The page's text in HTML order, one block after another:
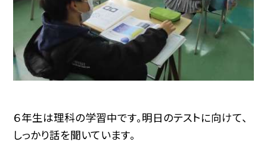
６年生は理科の学習中です。明日のテストに向けて、
しっかり話を聞いています。